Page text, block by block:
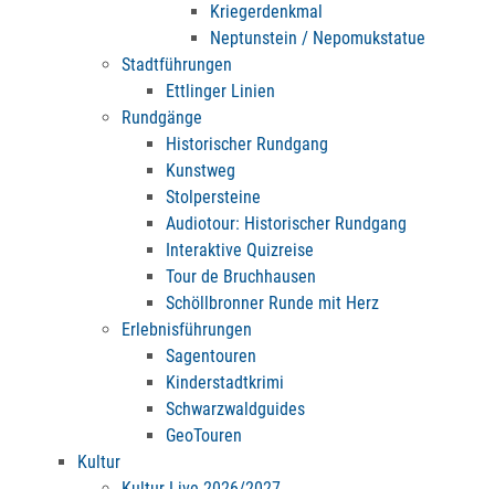
Kriegerdenkmal
Neptunstein / Nepomukstatue
Stadtführungen
Ettlinger Linien
Rundgänge
Historischer Rundgang
Kunstweg
Stolpersteine
Audiotour: Historischer Rundgang
Interaktive Quizreise
Tour de Bruchhausen
Schöllbronner Runde mit Herz
Erlebnisführungen
Sagentouren
Kinderstadtkrimi
Schwarzwaldguides
GeoTouren
Kultur